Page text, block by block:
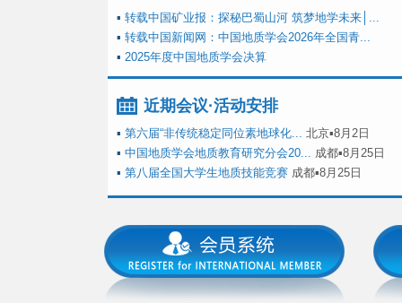
▪ 转载中国矿业报：探秘巴蜀山河 筑梦地学未来│...
▪ 转载中国新闻网：中国地质学会2026年全国青...
▪ 2025年度中国地质学会决算
近期会议·活动安排
▪ 第六届“非传统稳定同位素地球化... 北京▪8月2日
▪ 中国地质学会地质教育研究分会20... 成都▪8月25日
▪ 第八届全国大学生地质技能竞赛 成都▪8月25日